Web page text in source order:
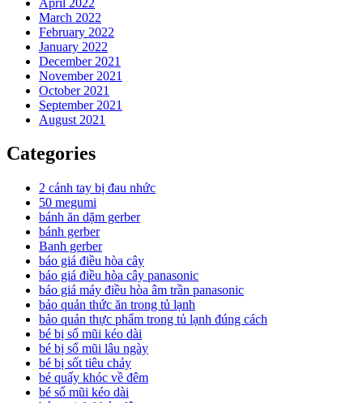
March 2022
February 2022
January 2022
December 2021
November 2021
October 2021
September 2021
August 2021
Categories
2 cánh tay bị đau nhức
50 megumi
bánh ăn dặm gerber
bánh gerber
Banh gerber
báo giá điều hòa cây
báo giá điều hòa cây panasonic
báo giá máy điều hòa âm trần panasonic
bảo quản thức ăn trong tủ lạnh
bảo quản thực phẩm trong tủ lạnh đúng cách
bé bị sổ mũi kéo dài
bé bị sổ mũi lâu ngày
bé bị sốt tiêu chảy
bé quấy khóc về đêm
bé sổ mũi kéo dài